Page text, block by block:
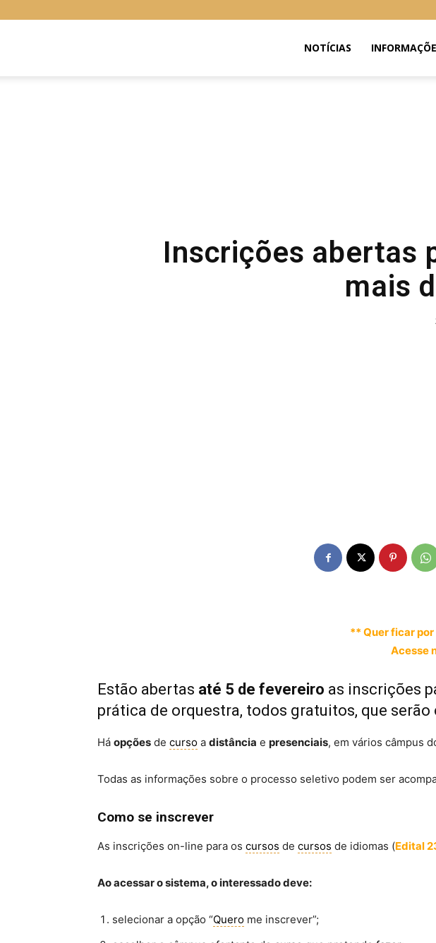
NOTÍCIAS
Inscrições abertas
mais
** Quer ficar
Acesse
Estão abertas até 5 de fevereiro as inscrições
prática de orquestra, todos gratuitos, que
Há opções de curso a distância e presenciais, em vários câmpus
Todas as informações sobre o processo seletivo podem ser
Como se inscrever
As inscrições on-line para os cursos de cursos de idiomas (Edital
Ao acessar o sistema, o interessado deve:
selecionar a opção “Quero me inscrever”;